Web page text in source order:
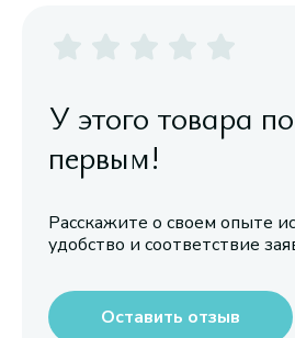
У этого товара
первым!
Расскажите о своем опыте
удобство и соответствие
Оставить отзыв